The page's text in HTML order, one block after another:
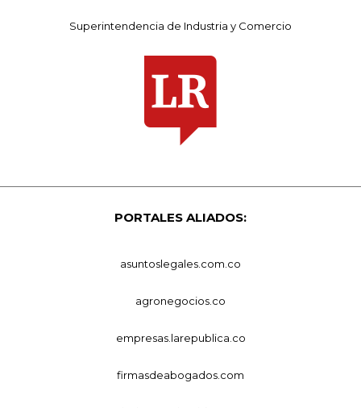
Superintendencia de Industria y Comercio
PORTALES ALIADOS:
asuntoslegales.com.co
agronegocios.co
empresas.larepublica.co
firmasdeabogados.com